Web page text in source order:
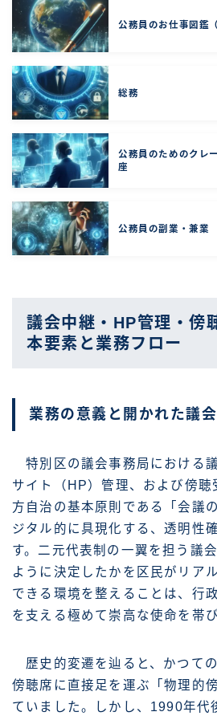
公務員のお仕事図鑑
総務
公務員のためのクレ
座
公務員の副業・兼業
議会中継・HP管理・傍
本要素と業務フロー
業務の意義と開かれた議
特別区の議会事務局における
サイト（HP）管理、および傍聴
方自治の基本原則である「会議
ジタル的に具現化する、透明性
す。二元代表制の一翼を担う議
ように決定したかを区民がリア
できる環境を整えることは、行
を支える極めて崇高な使命を帯び
歴史的変遷を辿ると、かつて
傍聴席に直接足を運ぶ「物理的
ていました。しかし、1990年代